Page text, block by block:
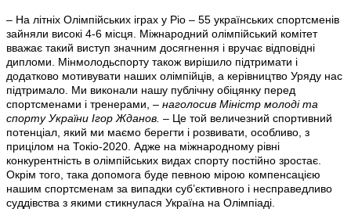
– На літніх Олімпійських іграх у Ріо – 55 українських спортсменів
зайняли високі 4-6 місця. Міжнародний олімпійський комітет
вважає такий виступ значним досягнення і вручає відповідні
дипломи. Мінмолодьспорту також вирішило підтримати і
додатково мотивувати наших олімпійців, а керівництво Уряду нас
підтримало. Ми виконали нашу публічну обіцянку перед
спортсменами і тренерами, – наголосив Міністр молоді та
спорту України Ігор Жданов. – Це той величезний спортивний
потенціал, який ми маємо берегти і розвивати, особливо, з
прицілом на Токіо-2020. Адже на міжнародному рівні
конкурентність в олімпійських видах спорту постійно зростає.
Окрім того, така допомога буде певною мірою компенсацією
нашим спортсменам за випадки суб’єктивного і несправедливо
суддівства з якими стикнулася Україна на Олімпіаді.